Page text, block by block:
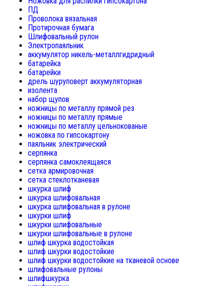
ПД
Проволока вязальная
Протирочная бумага
Шлифовальный рулон
Электропаяльник
аккумулятор никель-металлгидридный
батарейка
батарейки
дрель шуруповерт аккумуляторная
изолента
набор щупов
ножницы по металлу прямой рез
ножницы по металлу прямые
ножницы по металлу цельнокованые
ножовка по гипсокартону
паяльник электрический
серпянка
серпянка самоклеящаяся
сетка армировочная
сетка стеклотканевая
шкурка шлиф
шкурка шлифовальная
шкурка шлифовальная в рулоне
шкурки шлиф
шкурки шлифовальные
шкурки шлифовальные в рулоне
шлиф шкурка водостойкая
шлиф шкурки водостойкие
шлиф шкурки водостойкие на тканевой основе
шлифовальные рулоны
шлифшкурка